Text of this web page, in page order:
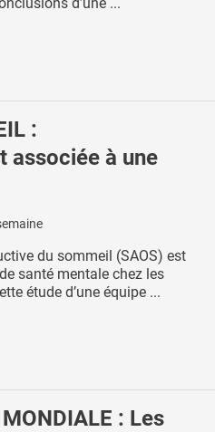
:
associée à une
du sommeil (SAOS) est
santé mentale chez les
étude d’une équipe ...
: Les